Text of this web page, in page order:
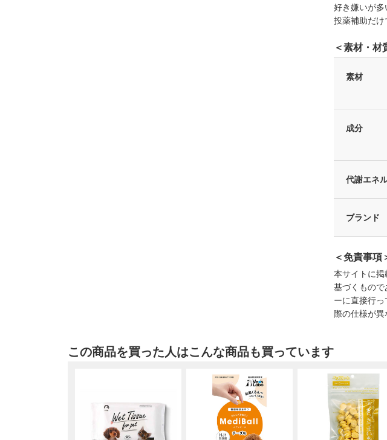
好き嫌いが多
投薬補助だけ
＜素材・材
素材
成分
代謝エネ
ブランド
＜免責事項
本サイトに
基づくもの
ーに直接行
際の仕様が異
この商品を買った人はこんな商品も買っています